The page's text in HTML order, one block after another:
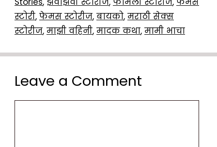
स्टोरी, फेमस स्टोरीज, बायको, मराठी सेक्स
स्टोरीज, माझी वहिनी, मादक कथा, मामी भाचा
Leave a Comment